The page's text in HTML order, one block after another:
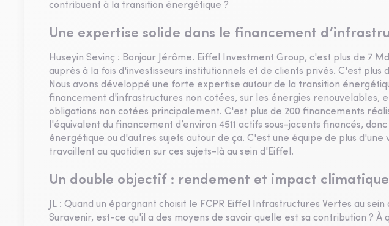
contribuent à la transition énergétique ?
Une expertise solide dans le financement
Huseyin Sevinç : Bonjour Jérôme. Eiffel Investment Group, c'est plus de 7
auprès à la fois d'investisseurs institutionnels et de clients privés. C'est plus
Nous avons développé une forte expertise autour de la transition
financement d'infrastructures non cotées, sur les énergies renouvelables,
obligations non cotées principalement. C'est plus de 200 financements
l'équivalent du financement d’environ 4511 actifs sous-jacents financés,
énergétique ou d'autres sujets autour de ça. C'est une équipe de plus d'une
travaillent au quotidien sur ces sujets-là au sein d'Eiffel.
Un double objectif : rendement et impact climatique
JL : Quand un épargnant choisit le FCPR Eiffel Infrastructures Vertes au
Suravenir, est-ce qu'il a des moyens de savoir quelle est sa contribution ? À